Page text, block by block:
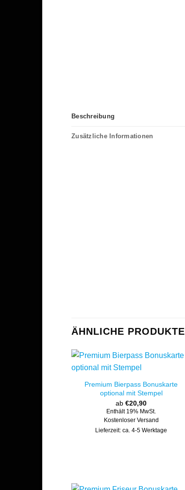
Beschreibung
Zusätzliche Informationen
ÄHNLICHE PRODUKTE
Premium Bierpass Bonuskarte
optional mit Stempel
ab€20,90
Enthält 19% MwSt.
Kostenloser Versand
Lieferzeit: ca. 4-5 Werktage